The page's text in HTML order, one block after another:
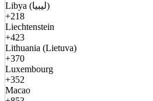
Libya (ليبيا)
+218
Liechtenstein
+423
Lithuania (Lietuva)
+370
Luxembourg
+352
Macao